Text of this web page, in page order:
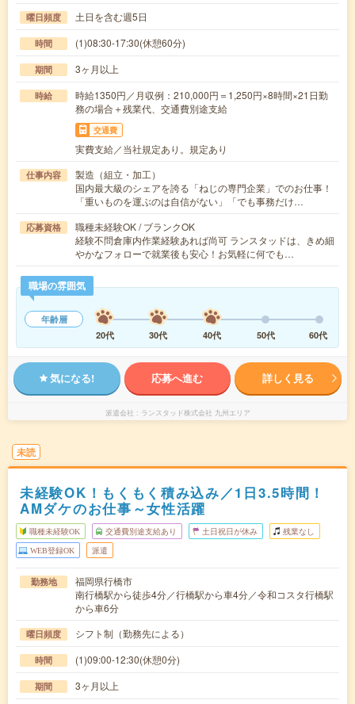
曜日頻度 土日を含む週5日
時間 (1)08:30-17:30(休憩60分)
期間 3ヶ月以上
時給
時給1350円／月収例：210,000円＝1,250円×8時間×21日勤
務の場合＋残業代、交通費別途支給
交通費
実費支給／当社規定あり。規定あり
仕事内容
製造（組立・加工）
国内最大級のシェアを誇る「ねじの専門企業」でのお仕事！
「重いものを運ぶのは自信がない」「でも事務だけ…
応募資格
職種未経験OK / ブランクOK
経験不問倉庫内作業経験あれば尚可 ランスタッドは、きめ細
やかなフォローで就業後も安心！お気軽に何でも…
職場の雰囲気
年齢層
20代
30代 40代 50代 60代
気になる! 応募へ進む 詳しく見る
派遣会社 ランスタッド株式会社 九州エリア
未読
未経験OK！もくもく積み込み／1日3.5時間！
AMダケのお仕事～女性活躍
職種未経験OK 交通費別途支給あり 土日祝日が休み 残業なし
WEB登録OK 派遣
勤務地
福岡県行橋市
南行橋駅から徒歩4分／行橋駅から車4分／令和コスタ行橋駅
から車6分
曜日頻度 シフト制（勤務先による）
時間 (1)09:00-12:30(休憩0分)
期間 3ヶ月以上